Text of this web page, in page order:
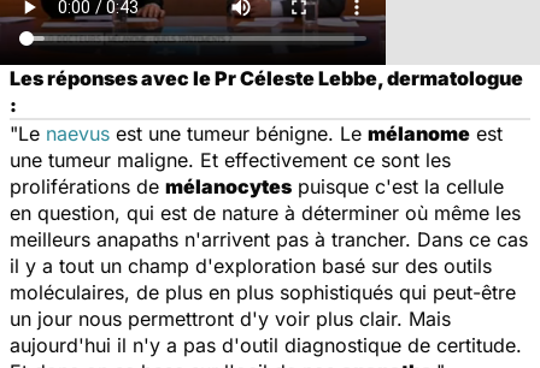
Les réponses avec le Pr Céleste Lebbe, dermatologue
:
"Le naevus est une tumeur bénigne. Le mélanome est
une tumeur maligne. Et effectivement ce sont les
proliférations de mélanocytes puisque c'est la cellule
en question, qui est de nature à déterminer où même les
meilleurs anapaths n'arrivent pas à trancher. Dans ce cas
il y a tout un champ d'exploration basé sur des outils
moléculaires, de plus en plus sophistiqués qui peut-être
un jour nous permettront d'y voir plus clair. Mais
aujourd'hui il n'y a pas d'outil diagnostique de certitude.